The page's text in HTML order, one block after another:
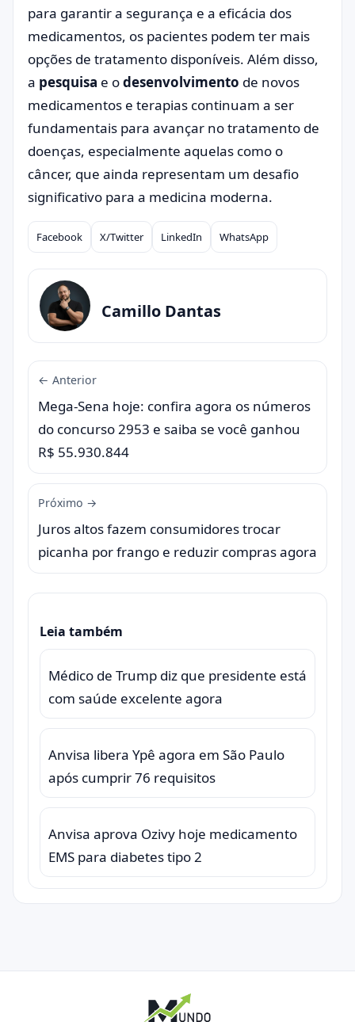
para garantir a segurança e a eficácia dos
medicamentos, os pacientes podem ter mais
opções de tratamento disponíveis. Além disso,
a pesquisa e odesenvolvimento de novos
medicamentos e terapias continuam a ser
fundamentais para avançar no tratamento de
doenças, especialmente aquelas como o
câncer, que ainda representam um desafio
significativo para a medicina moderna.
Compartilhar
Facebook X/Twitter LinkedIn WhatsApp
Camillo Dantas
← Anterior
Mega-Sena hoje: confira agora os números
do concurso 2953 e saiba se você ganhou
R$ 55.930.844
Próximo →
Juros altos fazem consumidores trocar
picanha por frango e reduzir compras agora
Leia também
Médico de Trump diz que presidente está
com saúde excelente agora
Anvisa libera Ypê agora em São Paulo
após cumprir 76 requisitos
Anvisa aprova Ozivy hoje medicamento
EMS para diabetes tipo 2